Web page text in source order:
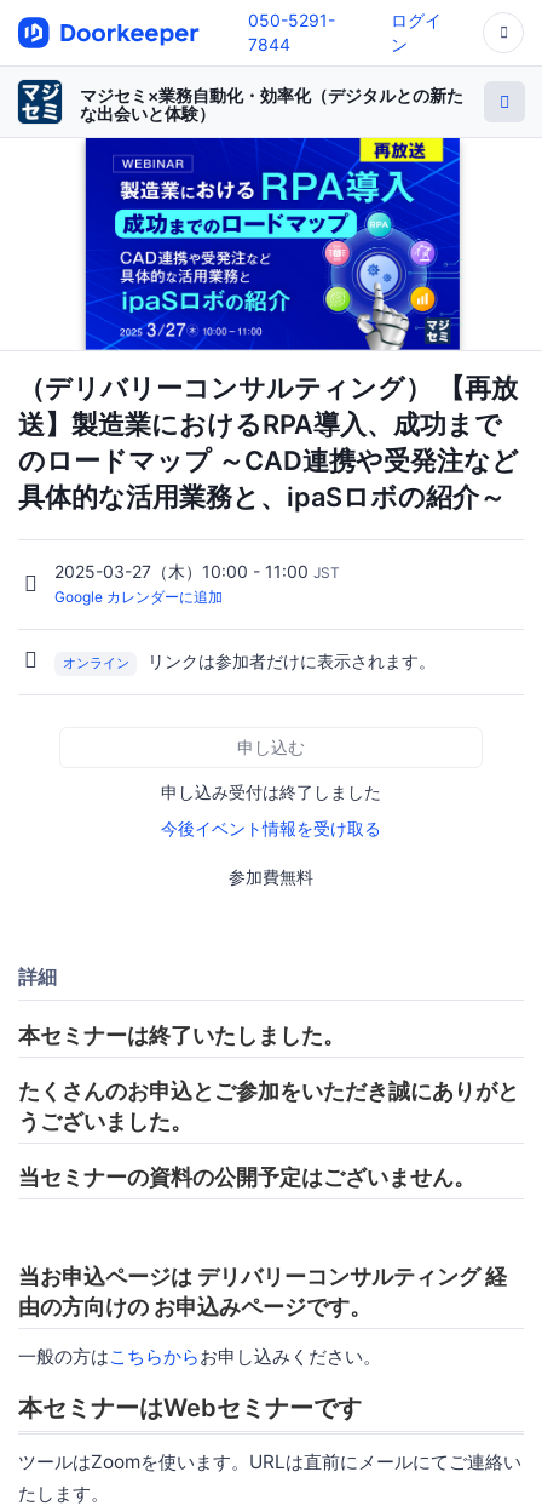
050-5291-
7844
ログイ
ン
マジセミ×業務自動化・効率化（デジタルとの新た
な出会いと体験）
（デリバリーコンサルティング） 【再放
送】製造業におけるRPA導入、成功まで
のロードマップ ～CAD連携や受発注など
具体的な活用業務と、ipaSロボの紹介～
2025-03-27（木）10:00 - 11:00 JST
Google カレンダーに追加
オンライン リンクは参加者だけに表示されます。
申し込む
申し込み受付は終了しました
今後イベント情報を受け取る
参加費無料
詳細
本セミナーは終了いたしました。
たくさんのお申込とご参加をいただき誠にありがと
うございました。
当セミナーの資料の公開予定はございません。
当お申込ページは デリバリーコンサルティング 経
由の方向けの お申込みページです。
一般の方はこちらからお申し込みください。
本セミナーはWebセミナーです
ツールはZoomを使います。URLは直前にメールにてご連絡い
たします。